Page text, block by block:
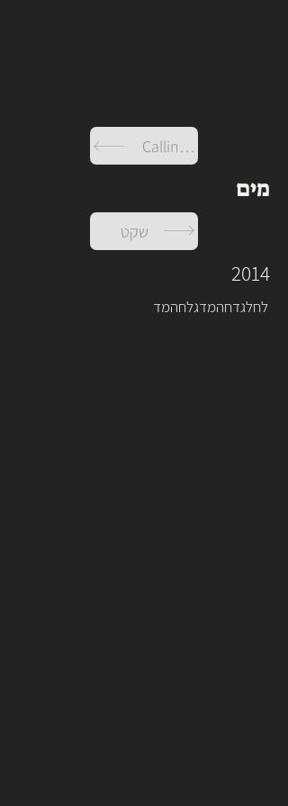
Calling You
מים
שקט
2014
לחלגדחהמדגלחהמד